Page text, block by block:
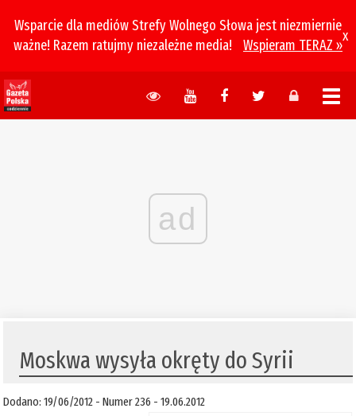
Wsparcie dla mediów Strefy Wolnego Słowa jest niezmiernie
ważne! Razem ratujmy niezależne media!
Wspieram TERAZ »
x
ad
Moskwa wysyła okręty do Syrii
Dodano: 19/06/2012 - Numer 236 - 19.06.2012